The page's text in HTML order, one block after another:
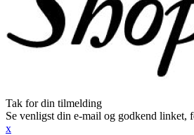
Tak for din tilmelding
Se venligst din e-mail og godkend linket,
x